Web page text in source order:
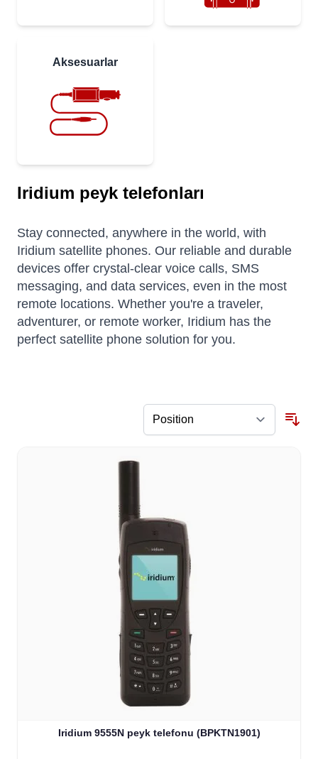
Aksesuarlar
Iridium peyk telefonları
Stay connected, anywhere in the world, with
Iridium satellite phones. Our reliable and durable
devices offer crystal-clear voice calls, SMS
messaging, and data services, even in the most
remote locations. Whether you're a traveler,
adventurer, or remote worker, Iridium has the
perfect satellite phone solution for you.
Iridium 9555N peyk telefonu (BPKTN1901)